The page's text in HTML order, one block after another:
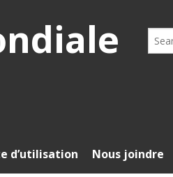
Search
for:
d’utilisation Nous joindre